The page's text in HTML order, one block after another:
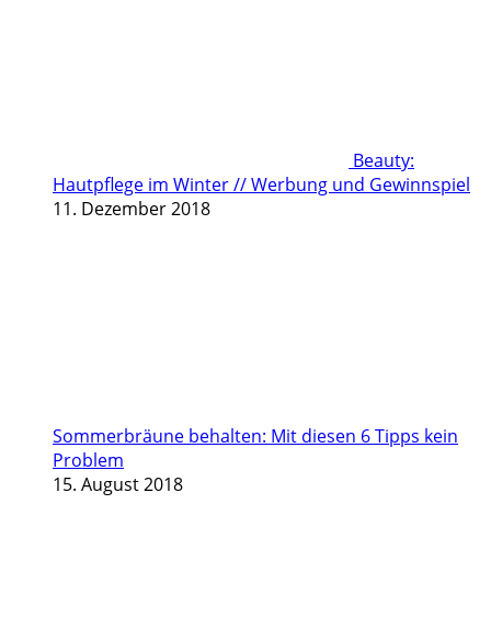
Beauty:
Hautpflege im Winter // Werbung und Gewinnspiel
11. Dezember 2018
Sommerbräune behalten: Mit diesen 6 Tipps kein
Problem
15. August 2018